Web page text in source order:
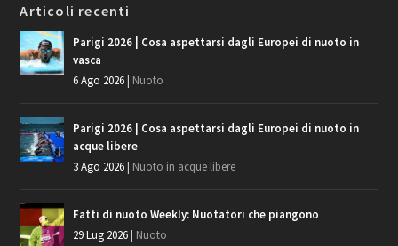
Articoli recenti
Parigi 2026 | Cosa aspettarsi dagli Europei di nuoto in
vasca
6 Ago 2026| Nuoto
Parigi 2026 | Cosa aspettarsi dagli Europei di nuoto in
acque libere
3 Ago 2026| Nuoto in acque libere
Fatti di nuoto Weekly: Nuotatori che piangono
29 Lug 2026| Nuoto